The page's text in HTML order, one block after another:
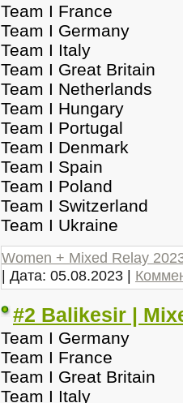
Team I France
Team I Germany
Team I Italy
Team I Great Britain
Team I Netherlands
Team I Hungary
Team I Portugal
Team I Denmark
Team I Spain
Team I Poland
Team I Switzerland
Team I Ukraine
Women + Mixed Relay
| Дата: 05.08.2023 |
#2 Balikesir |
Team I Germany
Team I France
Team I Great Britain
Team I Italy